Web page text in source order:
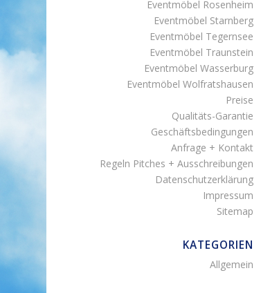
Eventmöbel Rosenheim
Eventmöbel Starnberg
Eventmöbel Tegernsee
Eventmöbel Traunstein
Eventmöbel Wasserburg
Eventmöbel Wolfratshausen
Preise
Qualitäts-Garantie
Geschäftsbedingungen
Anfrage + Kontakt
Regeln Pitches + Ausschreibungen
Datenschutzerklärung
Impressum
Sitemap
KATEGORIEN
Allgemein